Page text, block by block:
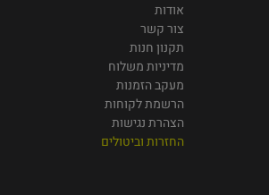
אודות
צור קשר
תקנון חנות
מדיניות משלוח
מעקב הזמנות
הרשמת לקוחות
הצהרת נגישות
החזרות וביטולים